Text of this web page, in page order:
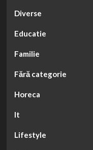
Diverse
Educatie
Familie
Fără categorie
Horeca
It
Lifestyle